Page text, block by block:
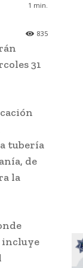
1 min.
835
31
tubería
de
la
incluye